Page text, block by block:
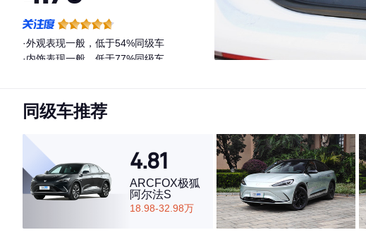
·外观表现一般，低于54%同级车
·内饰表现一般，低于77%同级车
同级车推荐
4.81
ARCFOX极狐
阿尔法S
18.98-32.98万